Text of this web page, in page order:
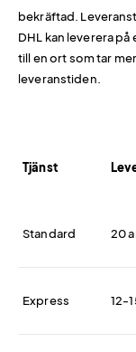
bekräftad.
DHL kan leverera
till en ort som tar
leveranstiden.
Tjänst
Standard 20
Express 12-